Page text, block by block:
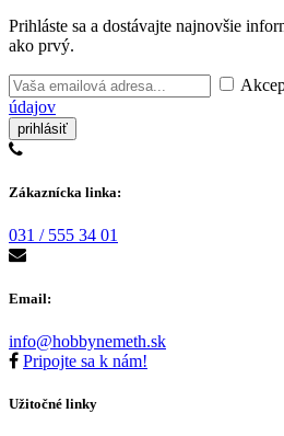
Prihláste sa a dostávajte najnovšie
ako prvý.
údajov
Zákaznícka linka:
031 / 555 34 01
Email:
info@hobbynemeth.sk
Pripojte sa k nám!
Užitočné linky